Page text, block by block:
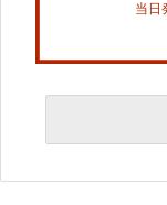
当日